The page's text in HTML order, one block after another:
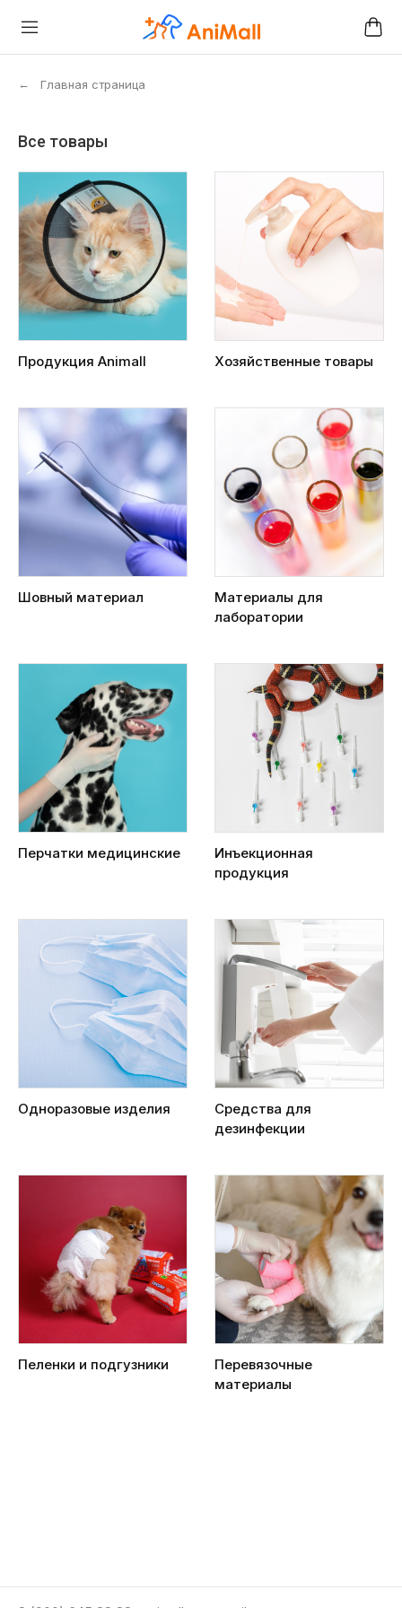
← Главная страница
Все товары
Продукция Animall Хозяйственные товары
Шовный материал
Материалы для
лаборатории
Перчатки медицинские
Инъекционная
продукция
Одноразовые изделия
Средства для
дезинфекции
Пеленки и подгузники
Перевязочные
материалы